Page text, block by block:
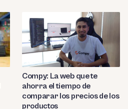
Compy: La web que te
ahorra el tiempo de
comparar los precios de los
productos